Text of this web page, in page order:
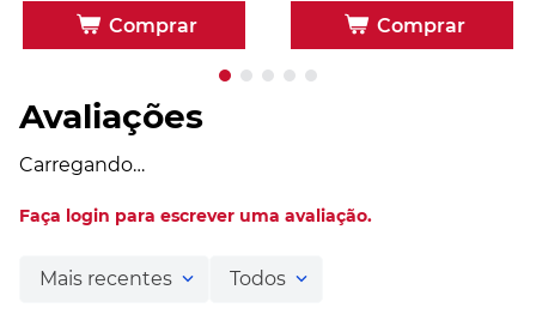
Comprar Comprar
Avaliações
Carregando…
Faça login para escrever uma avaliação.
Mais recentes Todos